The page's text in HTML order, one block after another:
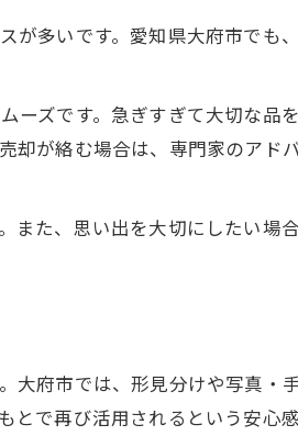
が多いです。愛知県大府市でも
ーズです。急ぎすぎて大切な品
却が絡む場合は、専門家のアド
た、思い出を大切にしたい場合
大府市では、形見分けや写真・
とで再び活用されるという安心